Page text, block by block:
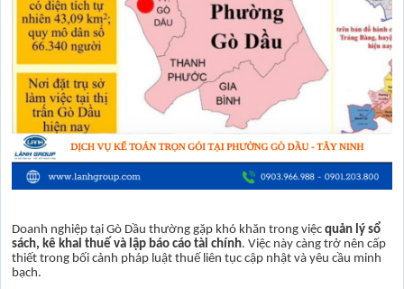
Doanh nghiệp tại Gò Dầu thường gặp khó khăn trong việc quản lý sổ
sách, kê khai thuế và lập báo cáo tài chính. Việc này càng trở nên cấp
thiết trong bối cảnh pháp luật thuế liên tục cập nhật và yêu cầu minh
bạch.